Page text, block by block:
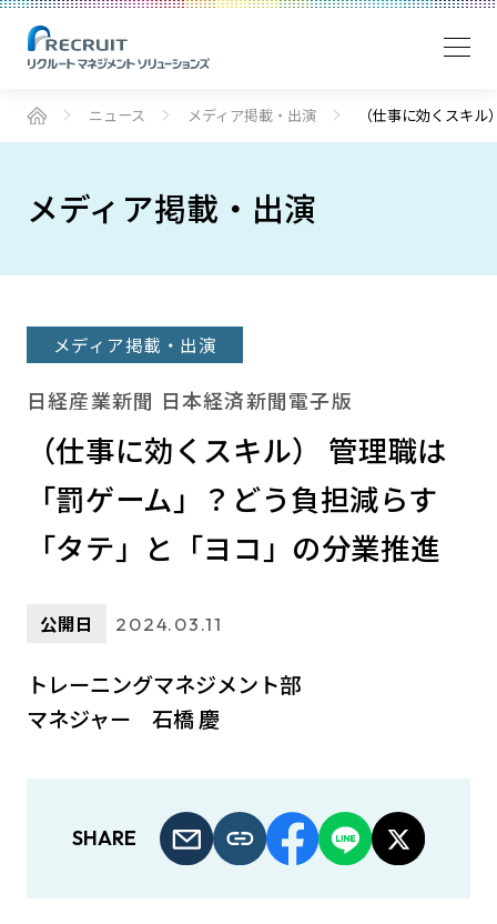
ニュース メディア掲載・出演 （仕事に効くスキ
メディア掲載・出演
メディア掲載・出演
日経産業新聞 日本経済新聞電子版
（仕事に効くスキル） 管理職は
「罰ゲーム」？どう負担減らす
「タテ」と「ヨコ」の分業推進
公開日 2024.03.11
トレーニングマネジメント部
マネジャー 石橋 慶
SHARE